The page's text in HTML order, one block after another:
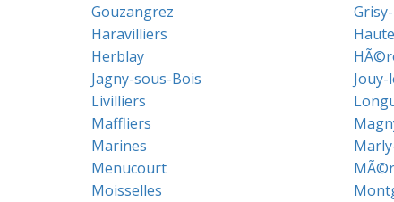
Gouzangrez
Haravilliers
Herblay
Jagny-sous-Bois
Livilliers
Maffliers
Marines
Menucourt
Moisselles